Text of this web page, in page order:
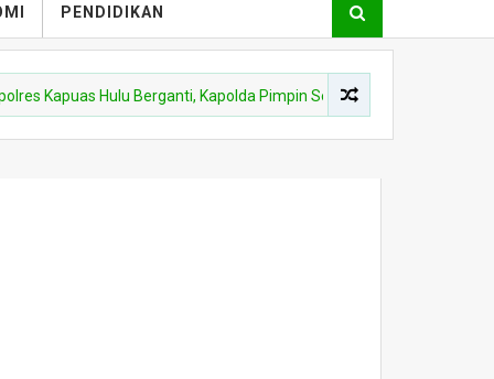
PENDIDIKAN
Hulu Berganti, Kapolda Pimpin Sertijab Sejumlah Pejabat dan